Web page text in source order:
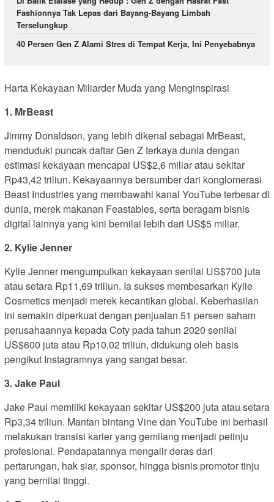
Fashionnya Tak Lepas dari Bayang-Bayang Limbah
Terselungkup
40 Persen Gen Z Alami Stres di Tempat Kerja, Ini Penyebabnya
Harta Kekayaan Miliarder Muda yang Menginspirasi
1. MrBeast
Jimmy Donaldson, yang lebih dikenal sebagai MrBeast,
menduduki puncak daftar Gen Z terkaya dunia dengan
estimasi kekayaan mencapai US$2,6 miliar atau sekitar
Rp43,42 triliun. Kekayaannya bersumber dari konglomerasi
Beast Industries yang membawahi kanal YouTube terbesar di
dunia, merek makanan Feastables, serta beragam bisnis
digital lainnya yang kini bernilai lebih dari US$5 miliar.
2. Kylie Jenner
Kylie Jenner mengumpulkan kekayaan senilai US$700 juta
atau setara Rp11,69 triliun. Ia sukses membesarkan Kylie
Cosmetics menjadi merek kecantikan global. Keberhasilan
ini semakin diperkuat dengan penjualan 51 persen saham
perusahaannya kepada Coty pada tahun 2020 senilai
US$600 juta atau Rp10,02 triliun, didukung oleh basis
pengikut Instagramnya yang sangat besar.
3. Jake Paul
Jake Paul memiliki kekayaan sekitar US$200 juta atau setara
Rp3,34 triliun. Mantan bintang Vine dan YouTube ini berhasil
melakukan transisi karier yang gemilang menjadi petinju
profesional. Pendapatannya mengalir deras dari
pertarungan, hak siar, sponsor, hingga bisnis promotor tinju
yang bernilai tinggi.